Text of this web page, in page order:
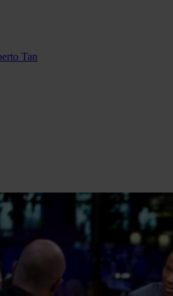
Tan